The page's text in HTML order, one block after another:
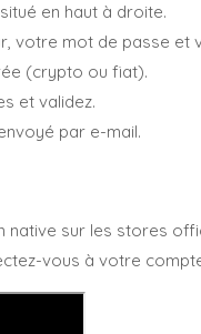
en haut à droite.
votre mot de passe et
(crypto ou fiat).
et validez.
par e-mail.
native sur les stores
vous à votre